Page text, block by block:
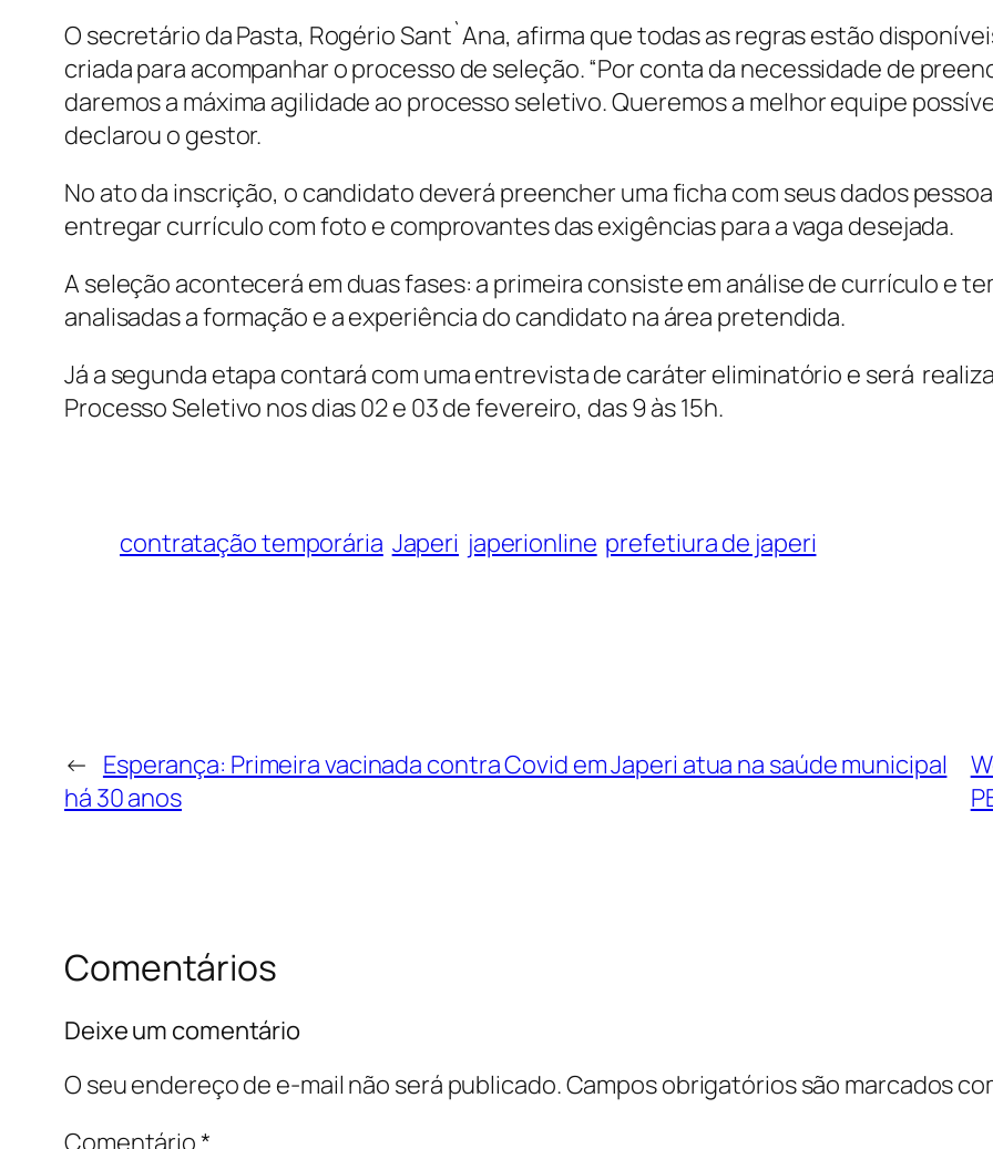
O secretário da Pasta, Rogério Sant`Ana, afirma que todas as regras estão
criada para acompanhar o processo de seleção. “Por conta da necessidade de
daremos a máxima agilidade ao processo seletivo. Queremos a melhor equipe
declarou o gestor.
No ato da inscrição, o candidato deverá preencher uma ficha com seus dados
entregar currículo com foto e comprovantes das exigências para a vaga desejada.
A seleção acontecerá em duas fases: a primeira consiste em análise de currículo e
analisadas a formação e a experiência do candidato na área pretendida.
Já a segunda etapa contará com uma entrevista de caráter eliminatório e será
Processo Seletivo nos dias 02 e 03 de fevereiro, das 9 às 15h.
contratação temporária Japeri japerionline prefetiura de japeri
← Esperança: Primeira vacinada contra Covid em Japeri atua na saúde municipal
há 30 anos
Comentários
Deixe um comentário
O seu endereço de e-mail não será publicado.Campos obrigatórios são marcados
Comentário*